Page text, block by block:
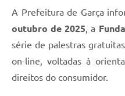
PGRS Digital
Consulta Pública Eletrônica Lei
LDO - 2025
Credenciamento Feirantes
A Prefeitura de Garça
outubro de 2025, a
série de palestras
on-line, voltadas à
direitos do consumidor.